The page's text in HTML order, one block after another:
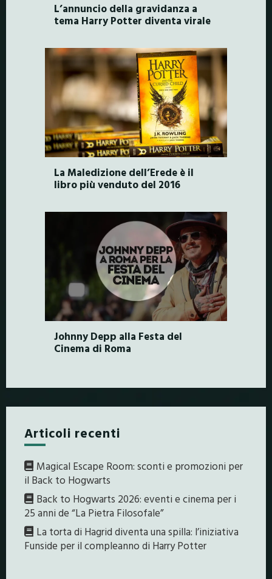
L’annuncio della gravidanza a
tema Harry Potter diventa virale
La Maledizione dell’Erede è il
libro più venduto del 2016
Johnny Depp alla Festa del
Cinema di Roma
Articoli recenti
Magical Escape Room: sconti e promozioni per
il Back to Hogwarts
Back to Hogwarts 2026: eventi e cinema per i
25 anni de “La Pietra Filosofale”
La torta di Hagrid diventa una spilla: l’iniziativa
Funside per il compleanno di Harry Potter